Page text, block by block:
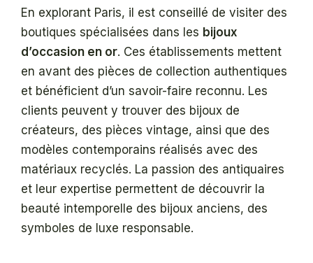
En explorant Paris, il est conseillé de visiter des
boutiques spécialisées dans les bijoux
d’occasion en or. Ces établissements mettent
en avant des pièces de collection authentiques
et bénéficient d’un savoir-faire reconnu. Les
clients peuvent y trouver des bijoux de
créateurs, des pièces vintage, ainsi que des
modèles contemporains réalisés avec des
matériaux recyclés. La passion des antiquaires
et leur expertise permettent de découvrir la
beauté intemporelle des bijoux anciens, des
symboles de luxe responsable.